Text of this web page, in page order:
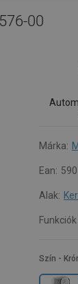
00
Márka:
Ean:
Alak:
Szín -